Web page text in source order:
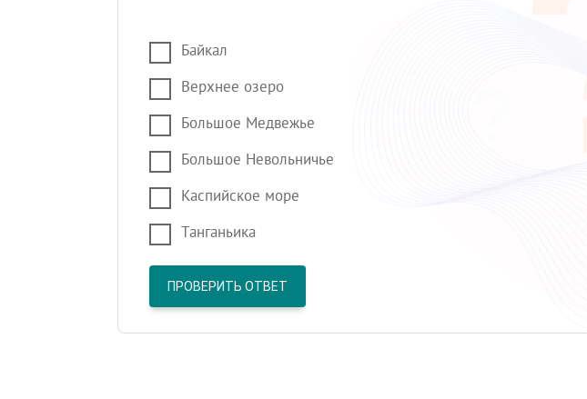
Байкал
Верхнее озеро
Большое Медвежье
Большое Невольничье
Каспийское море
Танганьика
ПРОВЕРИТЬ ОТВЕТ